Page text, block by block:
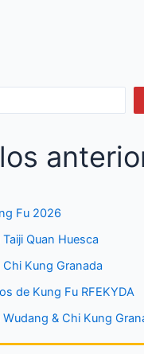
Fu 2026
Quan Huesca
Kung Granada
de Kung Fu RFEKYDA
& Chi Kung